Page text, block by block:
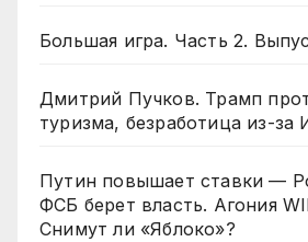
Большая игра. Часть 2.
Дмитрий Пучков. Трамп
туризма, безработица из-за
Путин повышает ставки —
ФСБ берет власть. Агония
Снимут ли «Яблоко»?